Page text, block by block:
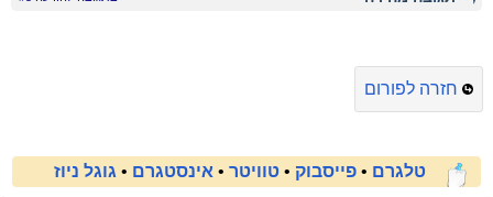
חזרה לפורום
טלגרם • פייסבוק • טוויטר • אינסטגרם • גוגל ניוז